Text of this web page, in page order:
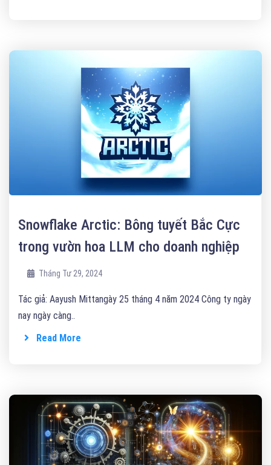
Snowflake Arctic: Bông tuyết Bắc Cực
trong vườn hoa LLM cho doanh nghiệp
Tháng Tư 29, 2024
Tác giả: Aayush Mittangày 25 tháng 4 năm 2024 Công ty ngày
nay ngày càng..
Read More